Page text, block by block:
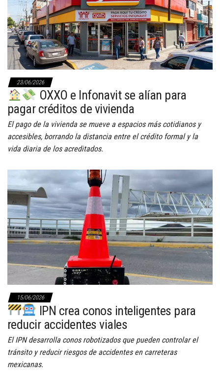
23/06/2026
OXXO e Infonavit se alían para
pagar créditos de vivienda
El pago de la vivienda se mueve a espacios más cotidianos y
accesibles, borrando la distancia entre el crédito formal y la
vida diaria de los acreditados.
15/06/2026
IPN crea conos inteligentes para
reducir accidentes viales
El IPN desarrolla conos robotizados que pueden controlar el
tránsito y reducir riesgos de accidentes en carreteras
mexicanas.